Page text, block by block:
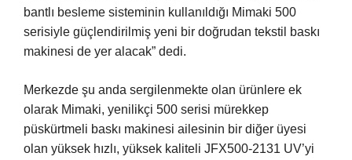
bantlı besleme sisteminin kullanıldığı Mimaki 500
serisiyle güçlendirilmiş yeni bir doğrudan tekstil baskı
makinesi de yer alacak” dedi.
Merkezde şu anda sergilenmekte olan ürünlere ek
olarak Mimaki, yenilikçi 500 serisi mürekkep
püskürtmeli baskı makinesi ailesinin bir diğer üyesi
olan yüksek hızlı, yüksek kaliteli JFX500-2131 UV’yi